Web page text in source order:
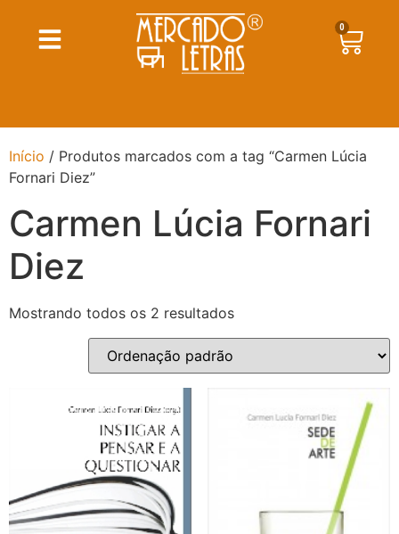
0
Início / Produtos marcados com a tag “Carmen Lúcia
Fornari Diez”
Carmen Lúcia Fornari
Diez
Mostrando todos os 2 resultados